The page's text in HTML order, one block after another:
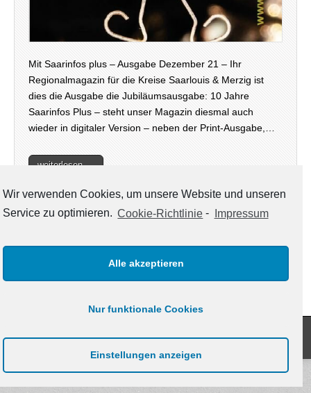
Mit Saarinfos plus – Ausgabe Dezember 21 – Ihr
Regionalmagazin für die Kreise Saarlouis & Merzig ist
dies die Ausgabe die Jubiläumsausgabe: 10 Jahre
Saarinfos Plus – steht unser Magazin diesmal auch
wieder in digitaler Version – neben der Print-Ausgabe,…
weiterlesen →
Wir verwenden Cookies, um unsere Website und unseren
Service zu optimieren. Cookie-Richtlinie - Impressum
Alle akzeptieren
Nur funktionale Cookies
Einstellungen anzeigen